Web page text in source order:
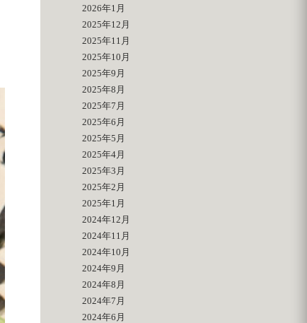
2026年1月
2025年12月
2025年11月
2025年10月
2025年9月
2025年8月
2025年7月
2025年6月
2025年5月
2025年4月
2025年3月
2025年2月
2025年1月
2024年12月
2024年11月
2024年10月
2024年9月
2024年8月
2024年7月
2024年6月